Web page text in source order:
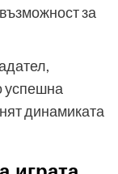
за
успешна
динамиката